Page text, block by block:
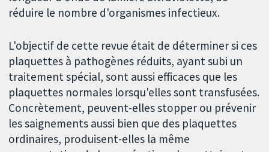
réduire le nombre d'organismes infectieux.
L'objectif de cette revue était de déterminer si ces
plaquettes à pathogènes réduits, ayant subi un
traitement spécial, sont aussi efficaces que les
plaquettes normales lorsqu'elles sont transfusées.
Concrètement, peuvent-elles stopper ou prévenir
les saignements aussi bien que des plaquettes
ordinaires, produisent-elles la même